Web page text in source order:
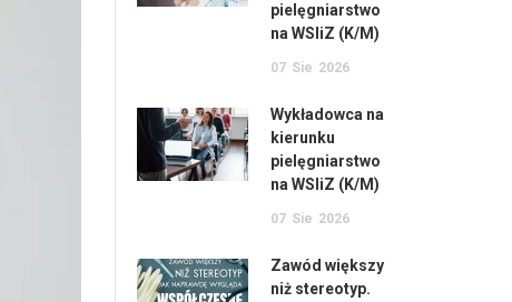
pielęgniarstwo
na WSIiZ (K/M)
07 Sie 2026
Wykładowca na
kierunku
pielęgniarstwo
na WSIiZ (K/M)
07 Sie 2026
Zawód większy
niż stereotyp.